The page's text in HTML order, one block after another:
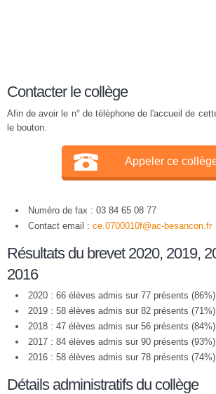
Contacter le collège
Afin de avoir le n° de téléphone de l'accueil de
le bouton.
Appeler ce
Numéro de fax : 03 84 65 08 77
Contact email : ce.0700010f@ac-besancon.fr
Résultats du brevet 2020, 2019,
2016
2020 : 66 élèves admis sur 77 présents
2019 : 58 élèves admis sur 82 présents
2018 : 47 élèves admis sur 56 présents
2017 : 84 élèves admis sur 90 présents
2016 : 58 élèves admis sur 78 présents
Détails administratifs du collège